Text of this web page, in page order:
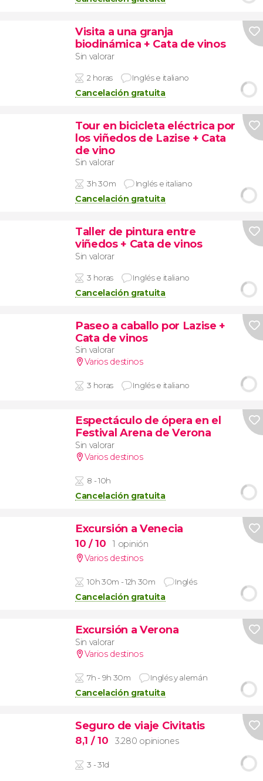
Visita a una granja
biodinámica + Cata de vinos
Sin valorar
2 horas Inglés e italiano
Cancelación gratuita
Tour en bicicleta eléctrica por
los viñedos de Lazise + Cata
de vino
Sin valorar
3h 30m Inglés e italiano
Cancelación gratuita
Taller de pintura entre
viñedos + Cata de vinos
Sin valorar
3 horas Inglés e italiano
Cancelación gratuita
Paseo a caballo por Lazise +
Cata de vinos
Sin valorar
Varios destinos
3 horas Inglés e italiano
Espectáculo de ópera en el
Festival Arena de Verona
Sin valorar
Varios destinos
8 - 10h
Cancelación gratuita
Excursión a Venecia
10 / 10
1 opinión
Varios destinos
10h 30m - 12h 30m Inglés
Cancelación gratuita
Excursión a Verona
Sin valorar
Varios destinos
7h - 9h 30m Inglés y alemán
Cancelación gratuita
Seguro de viaje Civitatis
8,1 / 10 3.280 opiniones
3 - 31d